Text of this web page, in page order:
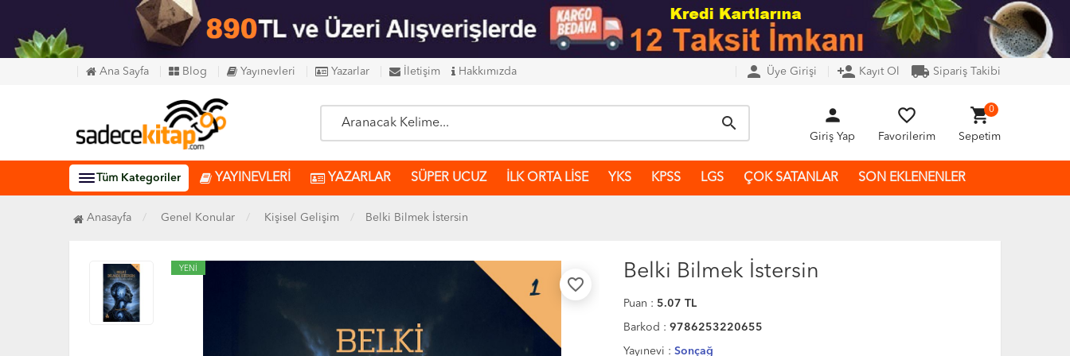
Ana Sayfa Blog Yayınevleri Yazarlar İletişim Hakkımızda person Üye Girişi person_add Kayıt Ol local_shipping Sipariş Takibi
search person
Giriş Yap
favorite_border
Favorilerim
shopping_cart0
Sepetim
Tüm Kategoriler YAYINEVLERİ YAZARLAR SÜPER UCUZ İLK ORTA LİSE YKS KPSS LGS ÇOK SATANLAR SON EKLENENLER
Anasayfa Genel Konular Kişisel Gelişim Belki Bilmek İstersin
YENİ
favorite_border
Belki Bilmek İstersin
Puan : 5.07 TL
Barkod : 9786253220655
Yayınevi : Sonçağ